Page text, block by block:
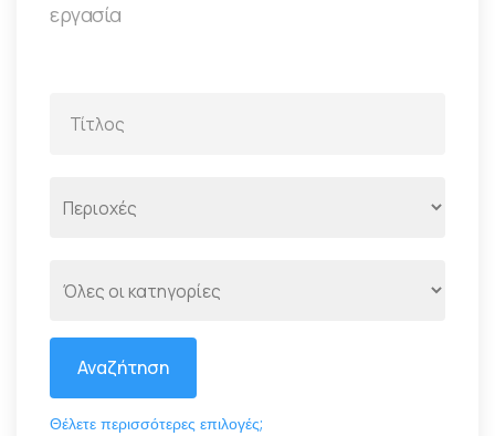
εργασία
Αναζήτηση
Θέλετε περισσότερες επιλογές;